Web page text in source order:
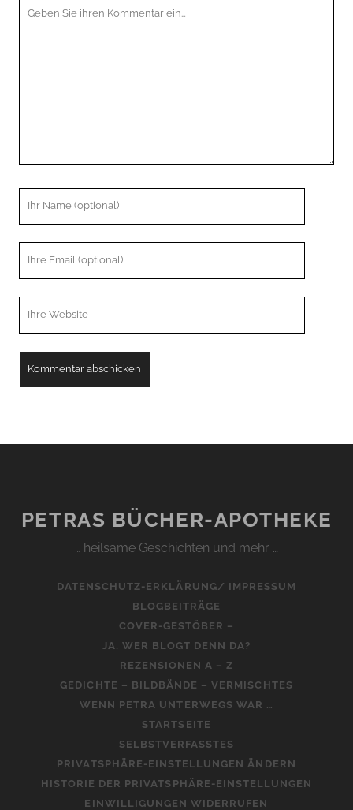
PETRAS BÜCHER-APOTHEKE
… heilsame Geschichten und mehr …
DATENSCHUTZ-ERKLÄRUNG/ IMPRESSUM
BLOGBEITRÄGE
COVER-GESTÖBER –
JA, WER BLOGT DENN DA?
REZENSIONEN A – Z
GEDICHTE – BILDBÄNDE – VERMISCHTES
WENN PETRA UNTERWEGS WAR …
STARTSEITE
SELBSTVERFASSTES
PRIVATSPHÄRE-EINSTELLUNGEN ÄNDERN
HISTORIE DER PRIVATSPHÄRE-EINSTELLUNGEN
EINWILLIGUNGEN WIDERRUFEN